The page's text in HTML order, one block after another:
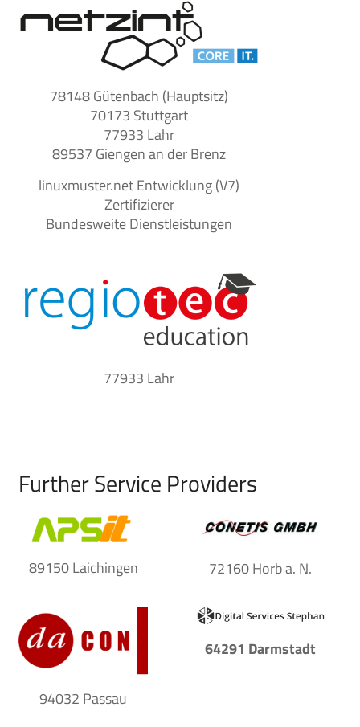
78148 Gütenbach (Hauptsitz)
70173 Stuttgart
77933 Lahr
89537 Giengen an der Brenz
linuxmuster.net Entwicklung (V7)
Zertifizierer
Bundesweite Dienstleistungen
77933 Lahr
Further Service Providers
89150 Laichingen 72160 Horb a. N.
94032 Passau
64291 Darmstadt